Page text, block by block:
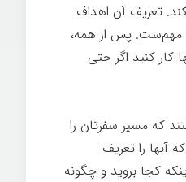
تعریف آن اهداف
مهم‌ست. پس از همه،
کار کنيد اگر حتی
که مسیر سفرتان را
آنها را تعریف
کجا بروید و چگونه